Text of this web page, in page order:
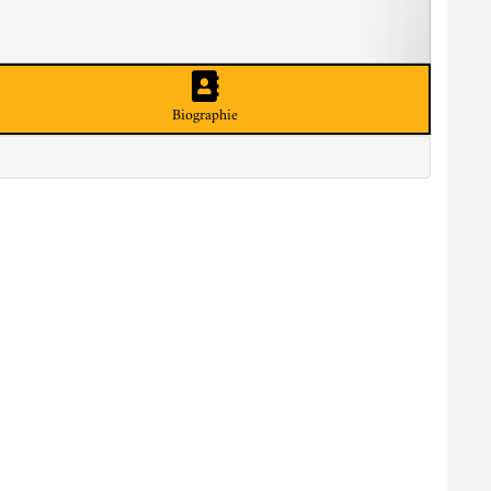
Biographie